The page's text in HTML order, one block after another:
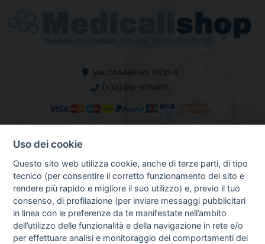
VIA CASAREGIS, 19/25 R
(+39) 010-5761476
HOME
CHI SIAMO
NOTIZIE
CONTATTI
GUIDA AGLI ACQUISTI
Uso dei cookie
Questo sito web utilizza cookie, anche di terze parti, di tipo
tecnico (per consentire il corretto funzionamento del sito e
rendere più rapido e migliore il suo utilizzo) e, previo il tuo
consenso, di profilazione (per inviare messaggi pubblicitari
in linea con le preferenze da te manifestate nell’ambito
dell’utilizzo delle funzionalità e della navigazione in rete e/o
per effettuare analisi e monitoraggio dei comportamenti dei